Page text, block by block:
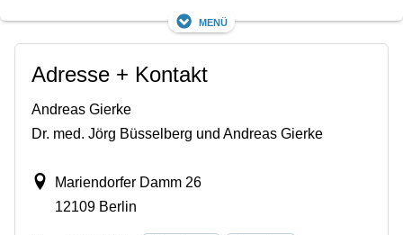
Menü
Adresse + Kontakt
Andreas Gierke
Dr. med. Jörg Büsselberg und Andreas Gierke
Mariendorfer Damm 26
12109 Berlin